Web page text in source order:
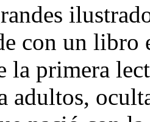
con un libro
la primera
adultos,